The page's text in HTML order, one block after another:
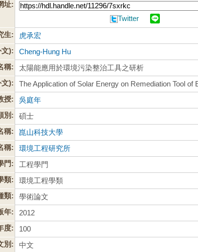
址:
Twitter
生:
虎承宏
文):
Cheng-Hung Hu
稱:
太陽能應用於環境污染整治工具之研析
文):
The Application of Solar Energy on Remediation Tool
授:
吳庭年
別:
碩士
稱:
崑山科技大學
稱:
環境工程研究所
門:
工程學門
類:
環境工程學類
類:
學術論文
年:
2012
度:
100
別:
中文